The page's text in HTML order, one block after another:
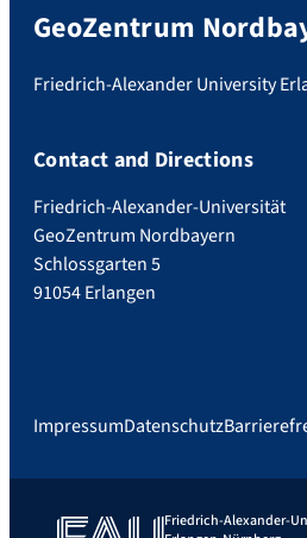
GeoZentrum
Friedrich-Alexander University
Contact and Directions
Friedrich-Alexander-Universität
GeoZentrum Nordbayern
Schlossgarten 5
91054 Erlangen
ImpressumDatenschutz
Friedrich-Alexander-